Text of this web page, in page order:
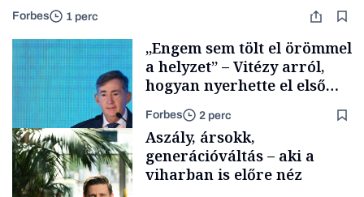
Forbes 1 perc
„Engem sem tölt el örömmel
a helyzet” – Vitézy arról,
hogyan nyerhette el első
tenderét Mészárosék cége a
Tisza-kormány alatt
Forbes 2 perc
Aszály, ársokk,
generációváltás – aki a
viharban is előre néz